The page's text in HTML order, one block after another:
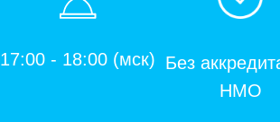
17:00 - 18:00 (мск) Без
НМО